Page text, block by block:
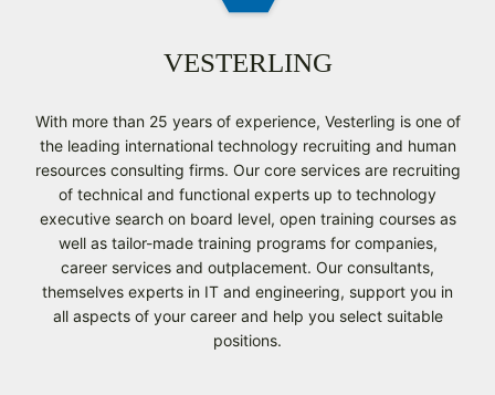
VESTERLING
With more than 25 years of experience, Vesterling is one of
the leading international technology recruiting and human
resources consulting firms. Our core services are recruiting
of technical and functional experts up to technology
executive search on board level, open training courses as
well as tailor-made training programs for companies,
career services and outplacement. Our consultants,
themselves experts in IT and engineering, support you in
all aspects of your career and help you select suitable
positions.